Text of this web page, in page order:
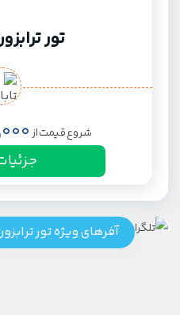
تور
شروع قیمت از
آفرهای ویژه تور